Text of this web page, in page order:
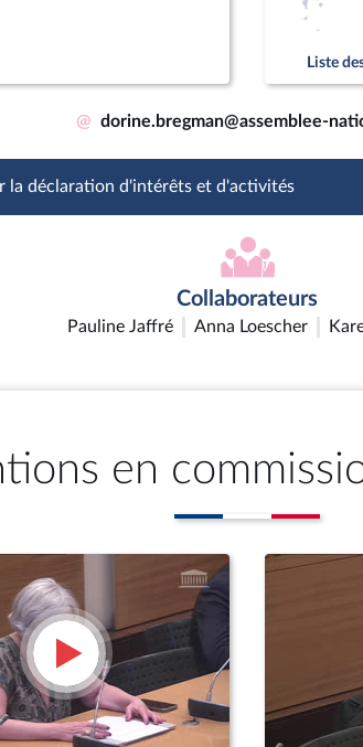
Liste
@ dorine.bregman@assemblee-
la déclaration d'intérêts et d'activités
Collaborateurs
Pauline Jaffré Anna Loescher
en